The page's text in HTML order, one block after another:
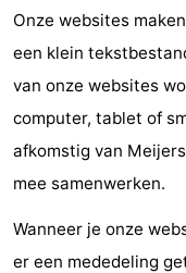
Onze websites
een klein
van onze websites
computer, tablet of
afkomstig van
mee samenwerken.
Wanneer je onze
er een mededeling